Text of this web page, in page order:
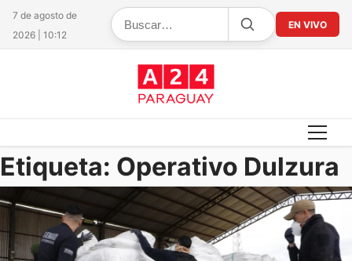
7 de agosto de
2026 | 10:12
EN VIVO
Etiqueta: Operativo Dulzura